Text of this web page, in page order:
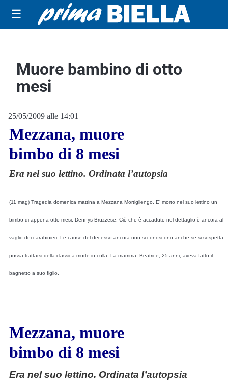
☰
Muore bambino di otto
mesi
25/05/2009 alle 14:01
Mezzana, muore
bimbo di 8 mesi
Era nel suo lettino. Ordinata l’autopsia
(11 mag) Tragedia domenica mattina a Mezzana Mortigliengo. E’ morto nel suo lettino un
bimbo di appena otto mesi, Dennys Bruzzese. Ciò che è accaduto nel dettaglio è ancora al
vaglio dei carabinieri. Le cause del decesso ancora non si conoscono anche se si sospetta
possa trattarsi della classica morte in culla. La mamma, Beatrice, 25 anni, aveva fatto il
bagnetto a suo figlio.
Mezzana, muore
bimbo di 8 mesi
Era nel suo lettino. Ordinata l’autopsia